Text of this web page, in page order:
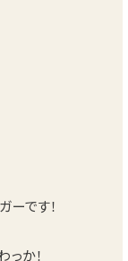
ーです！
か！